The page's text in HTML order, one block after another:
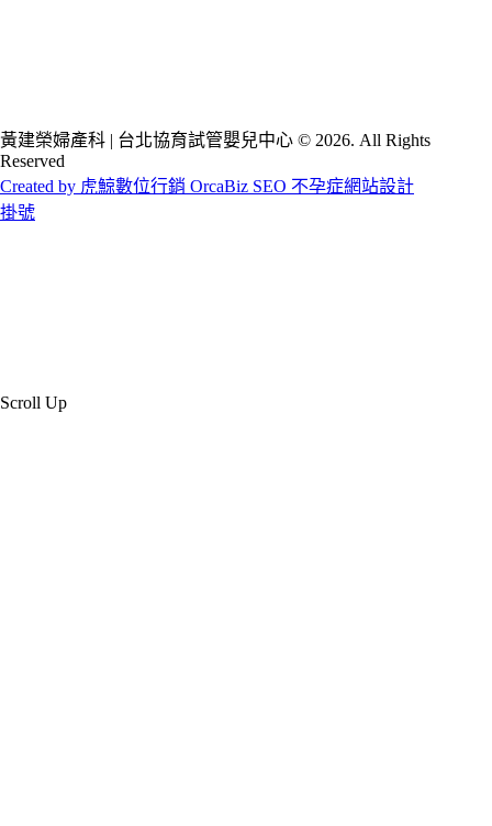
黃建榮婦產科 | 台北協育試管嬰兒中心 © 2026. All Rights
Reserved
Created by 虎鯨數位行銷 OrcaBiz SEO 不孕症網站設計
掛號
Scroll Up